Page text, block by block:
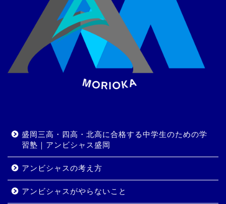
盛岡三高・四高・北高に合格する中学生のための学
習塾｜アンビシャス盛岡
アンビシャスの考え方
アンビシャスがやらないこと